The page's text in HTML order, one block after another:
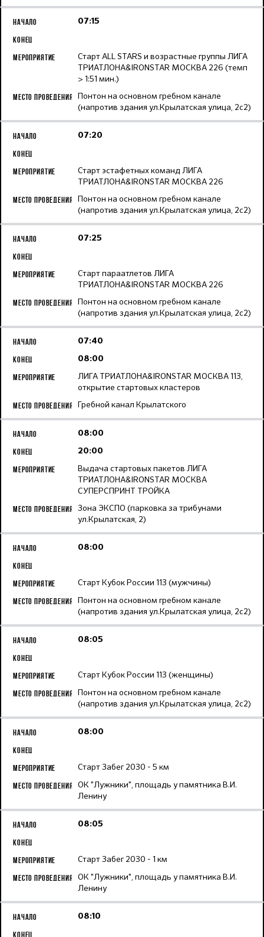
07:15
Старт ALL STARS и возрастные группы ЛИГА
ТРИАТЛОНА&IRONSTAR МОСКВА 226 (темп
> 1:51 мин.)
Понтон на основном гребном канале
(напротив здания ул.Крылатская улица, 2с2)
07:20
Старт эстафетных команд ЛИГА
ТРИАТЛОНА&IRONSTAR МОСКВА 226
Понтон на основном гребном канале
(напротив здания ул.Крылатская улица, 2с2)
07:25
Старт параатлетов ЛИГА
ТРИАТЛОНА&IRONSTAR МОСКВА 226
Понтон на основном гребном канале
(напротив здания ул.Крылатская улица, 2с2)
07:40
08:00
ЛИГА ТРИАТЛОНА&IRONSTAR МОСКВА 113,
открытие стартовых кластеров
Гребной канал Крылатского
08:00
20:00
Выдача стартовых пакетов ЛИГА
ТРИАТЛОНА&IRONSTAR МОСКВА
СУПЕРСПРИНТ ТРОЙКА
Зона ЭКСПО (парковка за трибунами
ул.Крылатская, 2)
08:00
Старт Кубок России 113 (мужчины)
Понтон на основном гребном канале
(напротив здания ул.Крылатская улица, 2с2)
08:05
Старт Кубок России 113 (женщины)
Понтон на основном гребном канале
(напротив здания ул.Крылатская улица, 2с2)
08:00
Старт Забег 2030 - 5 км
ОК "Лужники", площадь у памятника В.И.
Ленину
08:05
Старт Забег 2030 - 1 км
ОК "Лужники", площадь у памятника В.И.
Ленину
08:10